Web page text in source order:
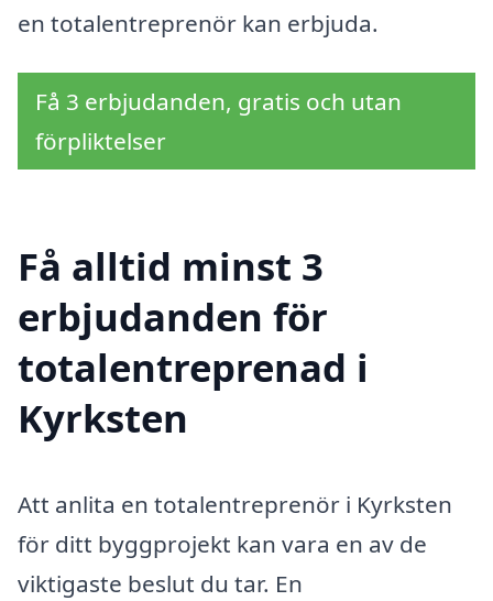
en totalentreprenör kan erbjuda.
Få 3 erbjudanden, gratis och utan
förpliktelser
Få alltid minst 3
erbjudanden för
totalentreprenad i
Kyrksten
Att anlita en totalentreprenör i Kyrksten
för ditt byggprojekt kan vara en av de
viktigaste beslut du tar. En